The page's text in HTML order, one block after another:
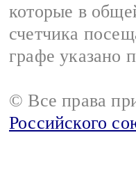
которые в
счетчика
графе указано
© Все права
Российского